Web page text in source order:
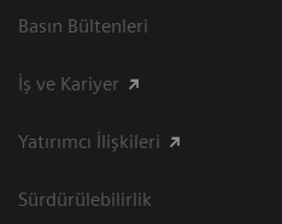
Basın Bültenleri
İş ve Kariyer
Yatırımcı İlişkileri
Sürdürülebilirlik